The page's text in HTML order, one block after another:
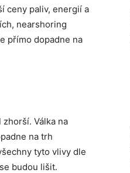
ceny paliv, energií a
nearshoring
přímo dopadne na
Válka na
na trh
tyto vlivy dle
budou lišit.